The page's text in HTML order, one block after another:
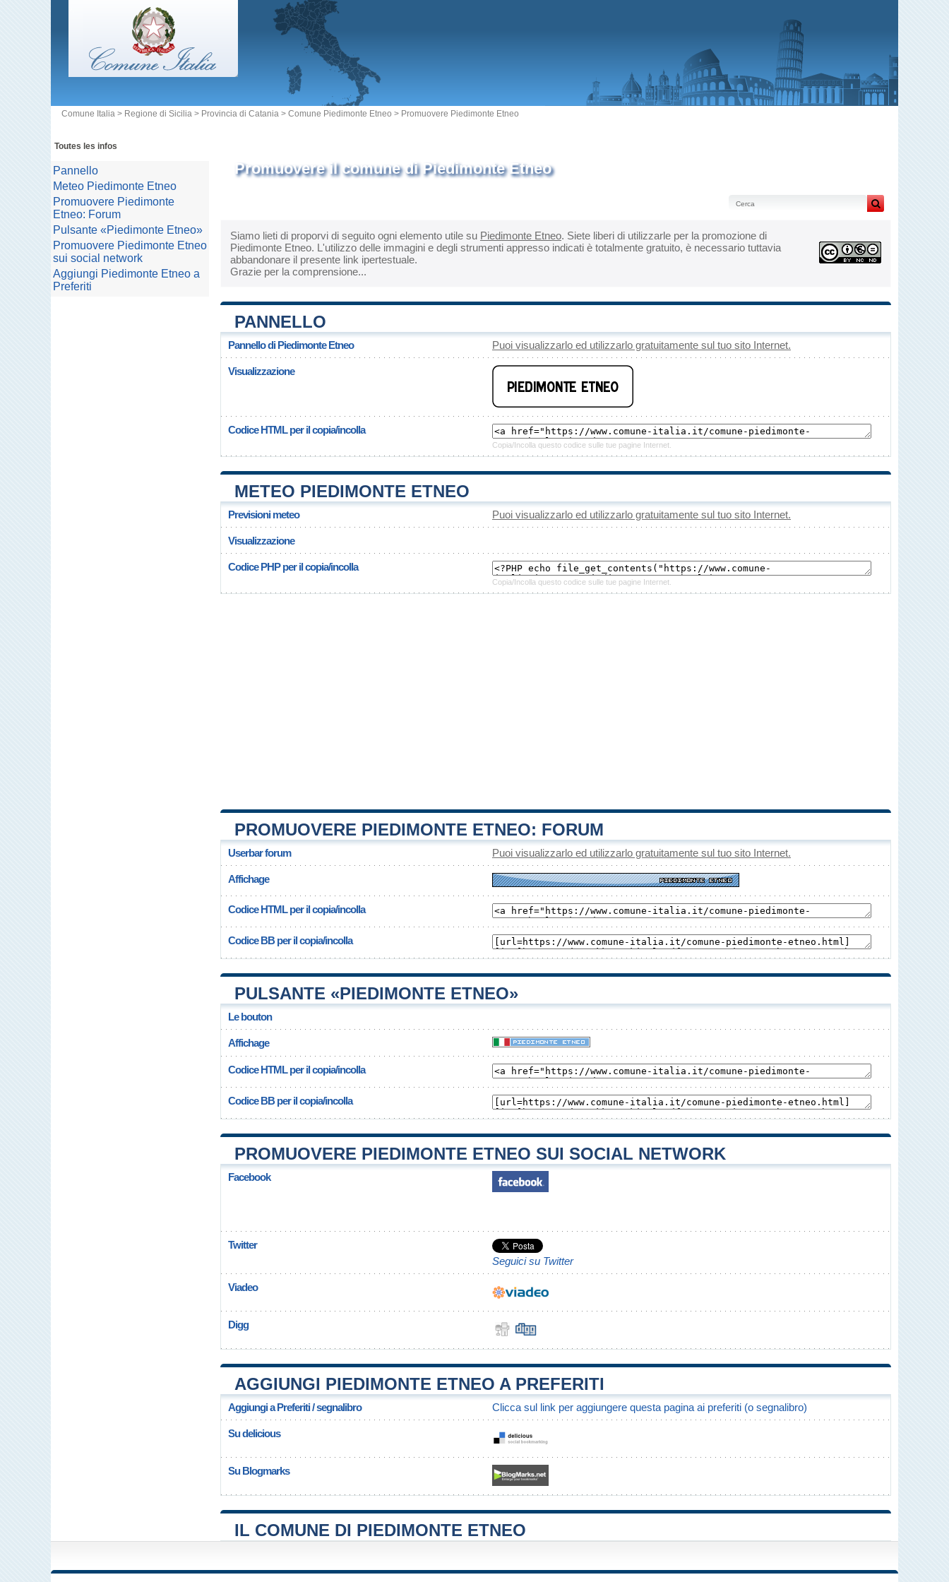
Comune Italia > Regione di Sicilia > Provincia di Catania > Comune Piedimonte Etneo > Promuovere Piedimonte Etneo
Promuovere il comune di Piedimonte Etneo
Siamo lieti di proporvi di seguito ogni elemento utile su Piedimonte Etneo. Siete liberi di utilizzarle per la promozione di
Piedimonte Etneo. L'utilizzo delle immagini e degli strumenti appresso indicati è totalmente gratuito, è necessario tuttavia
abbandonare il presente link ipertestuale.
Grazie per la comprensione...
PANNELLO
Pannello di Piedimonte Etneo Puoi visualizzarlo ed utilizzarlo gratuitamente sul tuo sito Internet.
Visualizzazione
Codice HTML per il copia/incolla
Copia/Incolla questo codice sulle tue pagine Internet.
METEO PIEDIMONTE ETNEO
Previsioni meteo Puoi visualizzarlo ed utilizzarlo gratuitamente sul tuo sito Internet.
Visualizzazione
Codice PHP per il copia/incolla
Copia/Incolla questo codice sulle tue pagine Internet.
PROMUOVERE PIEDIMONTE ETNEO: FORUM
Userbar forum Puoi visualizzarlo ed utilizzarlo gratuitamente sul tuo sito Internet.
Affichage
Codice HTML per il copia/incolla
Codice BB per il copia/incolla
PULSANTE «PIEDIMONTE ETNEO»
Le bouton
Affichage
Codice HTML per il copia/incolla
Codice BB per il copia/incolla
PROMUOVERE PIEDIMONTE ETNEO SUI SOCIAL NETWORK
Facebook
Twitter
Seguici su Twitter
Viadeo
Digg
AGGIUNGI PIEDIMONTE ETNEO A PREFERITI
Aggiungi a Preferiti / segnalibro Clicca sul link per aggiungere questa pagina ai preferiti (o segnalibro)
Su delicious
Su Blogmarks
IL COMUNE DI PIEDIMONTE ETNEO
Toutes les infos
Pannello
Meteo Piedimonte Etneo
Promuovere Piedimonte
Etneo: Forum
Pulsante «Piedimonte Etneo»
Promuovere Piedimonte Etneo
sui social network
Aggiungi Piedimonte Etneo a
Preferiti